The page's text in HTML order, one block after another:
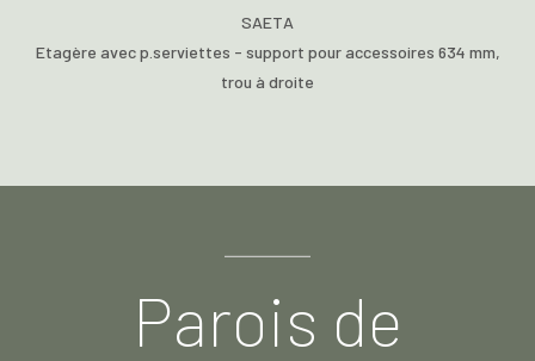
SAETA
Etagère avec p.serviettes - support pour accessoires 634 mm,
trou à droite
Parois de